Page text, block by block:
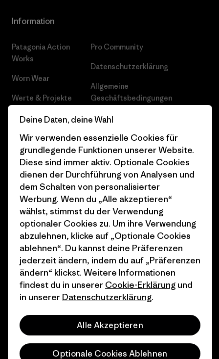
Information
Patagonia Action
Works
Worn Wear
Werte & Projekte
Progress Report
Business Unusual
Klimaziele
1% For The Planet
Wie wir finanzieren
Geschenkgutscheine
Stores in deiner Nähe
Pro Community
Datenschutzerklärung
Allgemeine
Geschäftsbedingungen
Cookie Einstellungen
Karriere
Pressekontakt
Industry program
Affiliate-Programm
Patagonia Schweiz
Seitenverzeichnis
© 2026 Patagonia, Inc. All Rights Reserved.
Deine Daten, deine Wahl
Wir verwenden essenzielle Cookies für
grundlegende Funktionen unserer Website.
Diese sind immer aktiv. Optionale Cookies
dienen der Durchführung von Analysen und
dem Schalten von personalisierter
Werbung. Wenn du „Alle akzeptieren“
wählst, stimmst du der Verwendung
optionaler Cookies zu. Um ihre Verwendung
abzulehnen, klicke auf „Optionale Cookies
ablehnen“. Du kannst deine Präferenzen
jederzeit ändern, indem du auf „Präferenzen
ändern“ klickst. Weitere Informationen
findest du in unserer Cookie-Erklärung und
in unserer Datenschutzerklärung.
Alle Akzeptieren
Optionale Cookies Ablehnen